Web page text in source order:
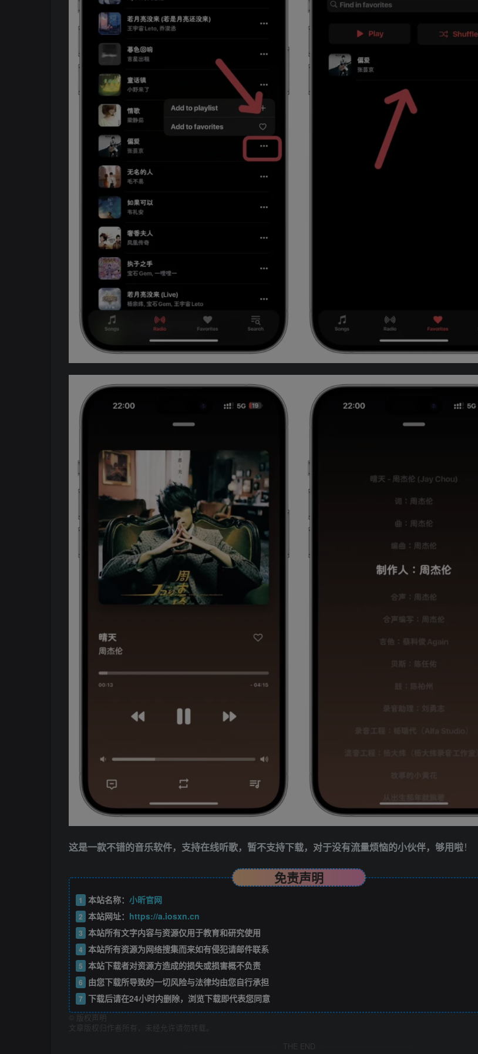
这是一款不错的音乐软件，支持在线听歌，暂不支持下载，对于没有流量烦恼的小伙伴，够用啦！
免责声明
1 本站名称： 小昕官网
2 本站网址： https://a.iosxn.cn
3 本站所有文字内容与资源仅用于教育和研究使用
4 本站所有资源为网络搜集而来如有侵犯请邮件联系
5 本站下载者对资源方造成的损失或损害概不负责
6 由您下载所导致的一切风险与法律均由您自行承担
7 下载后请在24小时内删除，浏览下载即代表您同意
版权声明
文章版权归作者所有，未经允许请勿转载。
THE END